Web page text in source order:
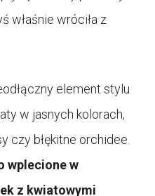
właśnie wróciła z
element stylu
w jasnych kolorach,
czy błękitne orchidee.
wplecione w
z kwiatowymi